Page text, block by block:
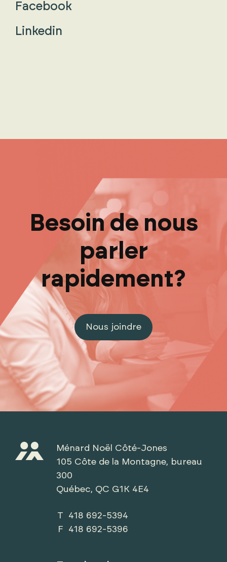
Facebook
Linkedin
Besoin de nous
parler
rapidement?
Nous joindre
Ménard Noël Côté-Jones
105 Côte de la Montagne, bureau
300
Québec, QC G1K 4E4
T 418 692-5394
F 418 692-5396